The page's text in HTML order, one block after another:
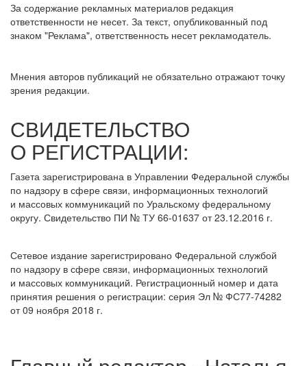
За содержание рекламных материалов редакция
ответственности не несет. За текст, опубликованный под
знаком "Реклама", ответственность несет рекламодатель.
Мнения авторов публикаций не обязательно отражают точку
зрения редакции.
СВИДЕТЕЛЬСТВО
О РЕГИСТРАЦИИ:
Газета зарегистрирована в Управлении Федеральной службы
по надзору в сфере связи, информационных технологий
и массовых коммуникаций по Уральскому федеральному
округу. Свидетельство ПИ № ТУ 66-01637 от 23.12.2016 г.
Сетевое издание зарегистрировано Федеральной службой
по надзору в сфере связи, информационных технологий
и массовых коммуникаций. Регистрационный номер и дата
принятия решения о регистрации: серия Эл № ФС77-74282
от 09 ноября 2018 г.